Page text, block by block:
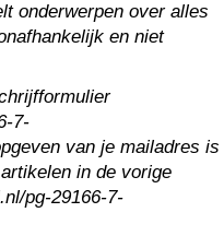
onderwerpen over alles
en niet
7-
van je mailadres is
in de vorige
pg-29166-7-